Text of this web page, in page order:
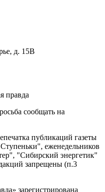
д. 15В
правда
сообщать на
публикаций газеты
еженедельников
"Сибирский энергетик"
запрещены (п.3
зарегистрирована